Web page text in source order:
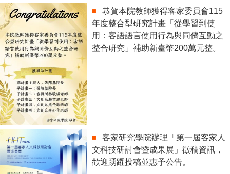
恭賀本院教師獲得客家委員會115
年度整合型研究計畫「從學習到使
用：客語語言使用行為與同儕互動之
整合研究」補助新臺幣200萬元整。
客家研究學院辦理「第一屆客家人
文科技研討會暨成果展」徵稿資訊，
歡迎踴躍投稿並惠予公告。